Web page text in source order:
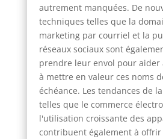
autrement manquées. De
techniques telles que la
marketing par courriel et la
réseaux sociaux sont
prendre leur envol pour aider
à mettre en valeur ces noms
échéance. Les tendances de
telles que le commerce
l'utilisation croissante des
contribuent également à